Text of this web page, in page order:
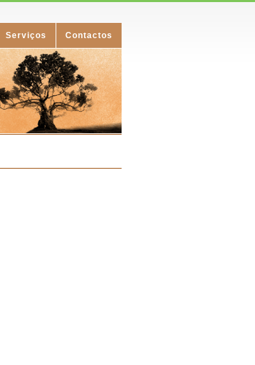
Serviços Contactos